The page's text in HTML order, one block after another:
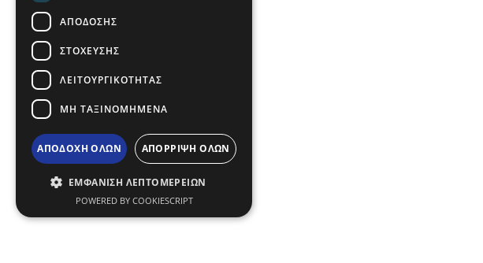
ΑΠΌΔΟΣΗΣ
ΣΤΌΧΕΥΣΗΣ
ΛΕΙΤΟΥΡΓΙΚΌΤΗΤΑΣ
ΜΗ ΤΑΞΙΝΟΜΗΜΈΝΑ
ΑΠΟΔΟΧΉ ΌΛΩΝ ΑΠΌΡΡΙΨΗ ΌΛΩΝ
ΕΜΦΆΝΙΣΗ ΛΕΠΤΟΜΕΡΕΙΏΝ
POWERED BY COOKIESCRIPT